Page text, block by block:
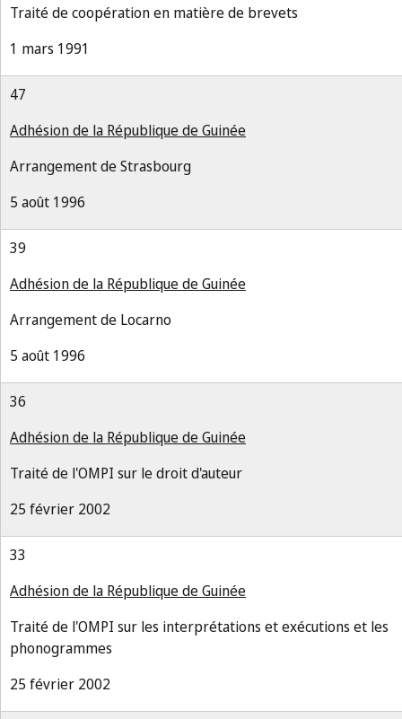
Traité de coopération en matière de brevets
1 mars 1991
47
Adhésion de la République de Guinée
Arrangement de Strasbourg
5 août 1996
39
Adhésion de la République de Guinée
Arrangement de Locarno
5 août 1996
36
Adhésion de la République de Guinée
Traité de l'OMPI sur le droit d'auteur
25 février 2002
33
Adhésion de la République de Guinée
Traité de l'OMPI sur les interprétations et exécutions et les
phonogrammes
25 février 2002